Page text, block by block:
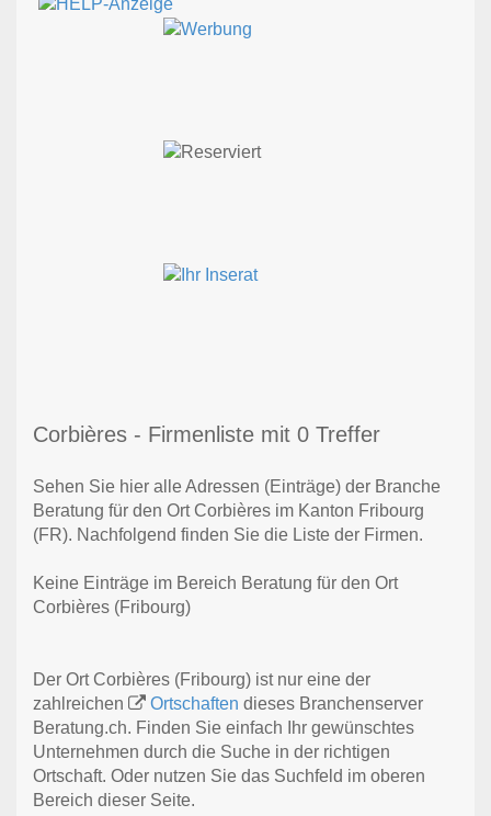
Corbières - Firmenliste mit 0 Treffer
Sehen Sie hier alle Adressen (Einträge) der Branche
Beratung für den Ort Corbières im Kanton Fribourg
(FR). Nachfolgend finden Sie die Liste der Firmen.
Keine Einträge im Bereich Beratung für den Ort
Corbières (Fribourg)
Der Ort Corbières (Fribourg) ist nur eine der
zahlreichen
Ortschaften dieses Branchenserver
Beratung.ch. Finden Sie einfach Ihr gewünschtes
Unternehmen durch die Suche in der richtigen
Ortschaft. Oder nutzen Sie das Suchfeld im oberen
Bereich dieser Seite.